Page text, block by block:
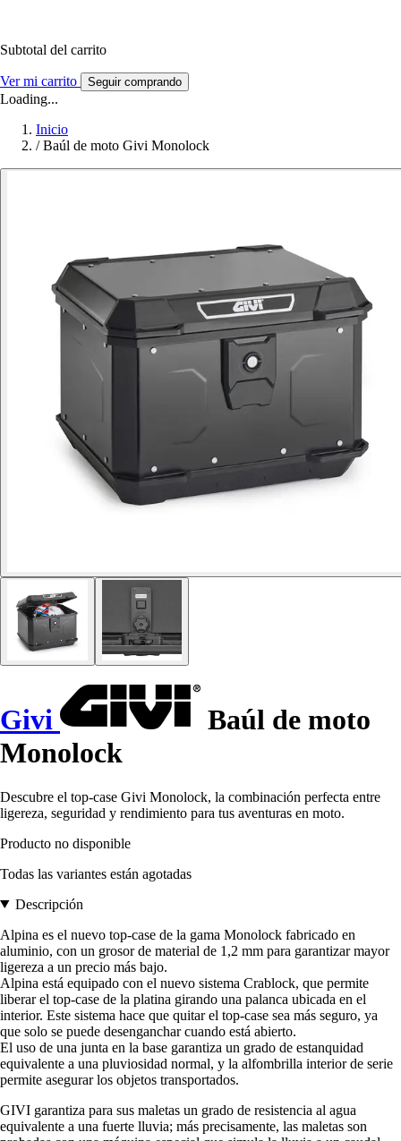
Subtotal del carrito
Ver mi carrito Seguir comprando
Loading...
Inicio
/ Baúl de moto Givi Monolock
Givi
Baúl de moto
Monolock
Descubre el top-case Givi Monolock, la combinación perfecta entre
ligereza, seguridad y rendimiento para tus aventuras en moto.
Producto no disponible
Todas las variantes están agotadas
Descripción
Alpina es el nuevo top-case de la gama Monolock fabricado en
aluminio, con un grosor de material de 1,2 mm para garantizar mayor
ligereza a un precio más bajo.
Alpina está equipado con el nuevo sistema Crablock, que permite
liberar el top-case de la platina girando una palanca ubicada en el
interior. Este sistema hace que quitar el top-case sea más seguro, ya
que solo se puede desenganchar cuando está abierto.
El uso de una junta en la base garantiza un grado de estanquidad
equivalente a una pluviosidad normal, y la alfombrilla interior de serie
permite asegurar los objetos transportados.
GIVI garantiza para sus maletas un grado de resistencia al agua
equivalente a una fuerte lluvia; más precisamente, las maletas son